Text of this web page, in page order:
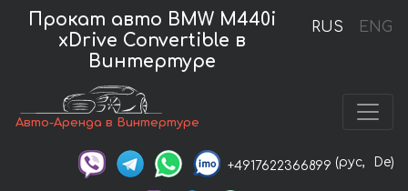
RUS ENG
Прокат авто BMW M440i
xDrive Convertible в
Винтертуре
Авто-Аренда в Винтертуре
+4917622366899 (рус, De)